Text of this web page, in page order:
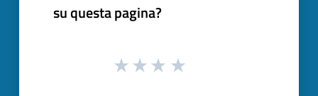
su questa pagina?